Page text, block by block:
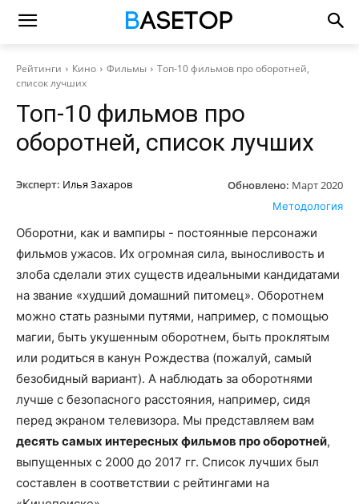
Рейтинги Кино Фильмы
Топ-10 фильмов про оборотней,
список лучших
Топ-10 фильмов про
оборотней, список лучших
Эксперт: Илья Захаров Обновлено: Март 2020
Методология
Оборотни, как и вампиры - постоянные персонажи
фильмов ужасов. Их огромная сила, выносливость и
злоба сделали этих существ идеальными кандидатами
на звание «худший домашний питомец». Оборотнем
можно стать разными путями, например, с помощью
магии, быть укушенным оборотнем, быть проклятым
или родиться в канун Рождества (пожалуй, самый
безобидный вариант). А наблюдать за оборотнями
лучше с безопасного расстояния, например, сидя
перед экраном телевизора. Мы представляем вам
десять самых интересных фильмов про оборотней,
выпущенных с 2000 до 2017 гг. Список лучших был
составлен в соответствии с рейтингами на